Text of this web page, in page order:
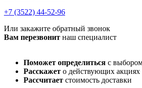
+7 (3522) 44-52-96
Или закажите обратный звонок
Вам перезвонит наш специалист
Поможет определиться с
Расскажет о действующих акциях
Рассчитает стоимость доставки